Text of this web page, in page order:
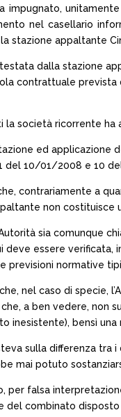
ha impugnato,
nel casellario
appaltante
dalla stazione
contrattuale
la società ricorrente
ed applicazione
del 10/01/2008 e 10
contrariamente a
non
sia comunque
essere verificata,
previsioni normative
nel caso di specie,
a ben vedere, non
inesistente), bensì
sulla differenza tra
mai potuto
per falsa
del combinato